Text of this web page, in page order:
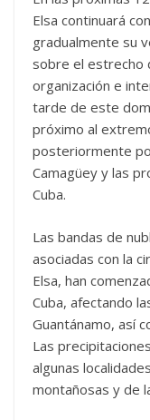
Elsa continuará
gradualmente su
sobre el estrecho
organización e
tarde de este
próximo al
posteriormente
Camagüey y las
Cuba.
Las bandas de
asociadas con la
Elsa, han
Cuba, afectando
Guantánamo, así
Las
algunas
montañosas y de